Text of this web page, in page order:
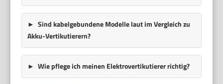
Sind kabelgebundene Modelle laut im Vergleich zu
Akku-Vertikutierern?
Wie pflege ich meinen Elektrovertikutierer richtig?